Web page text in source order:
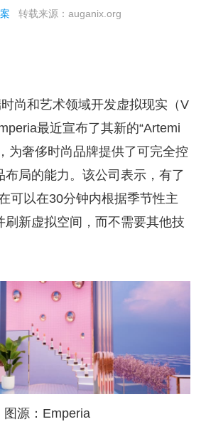
转载来源：auganix.org
尚和艺术领域开发虚拟现实（V
最近宣布了其新的“Artemi
为奢侈时尚品牌提供了可完全控
布局的能力。该公司表示，有了
可以在30分钟内根据季节性主
刷新虚拟空间，而不需要其他技
图源：Emperia